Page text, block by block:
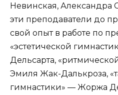
Невинская, Александра
эти преподаватели до
свой опыт в работе по
«эстетической
Дельсарта,
Эмиля Жак-Далькроза,
гимнастики» — Жоржа